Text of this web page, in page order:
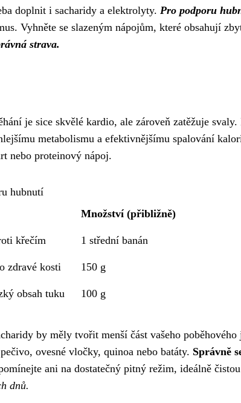
doplnit i sacharidy a elektrolyty. Pro podporu
Vyhněte se slazeným nápojům, které obsahují
strava.
je sice skvělé kardio, ale zároveň zatěžuje
metabolismu a efektivnějšímu spalování
nebo proteinový nápoj.
hubnutí
Množství (přibližně)
křečím 1 střední banán
zdravé kosti 150 g
obsah tuku 100 g
by měly tvořit menší část vašeho
ovesné vločky, quinoa nebo batáty. Správně
ani na dostatečný pitný režim, ideálně
dnů.